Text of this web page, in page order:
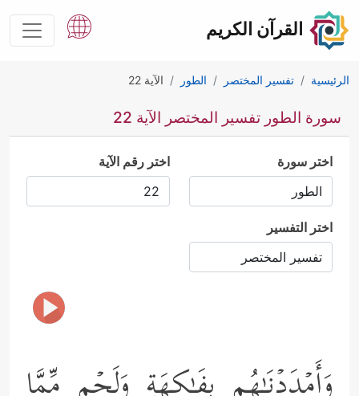
القرآن الكريم
الرئيسية تفسير المختصر الطور الآية 22
سورة الطور تفسير المختصر الآية 22
اختر سورة اختر رقم الآية
اختر التفسير